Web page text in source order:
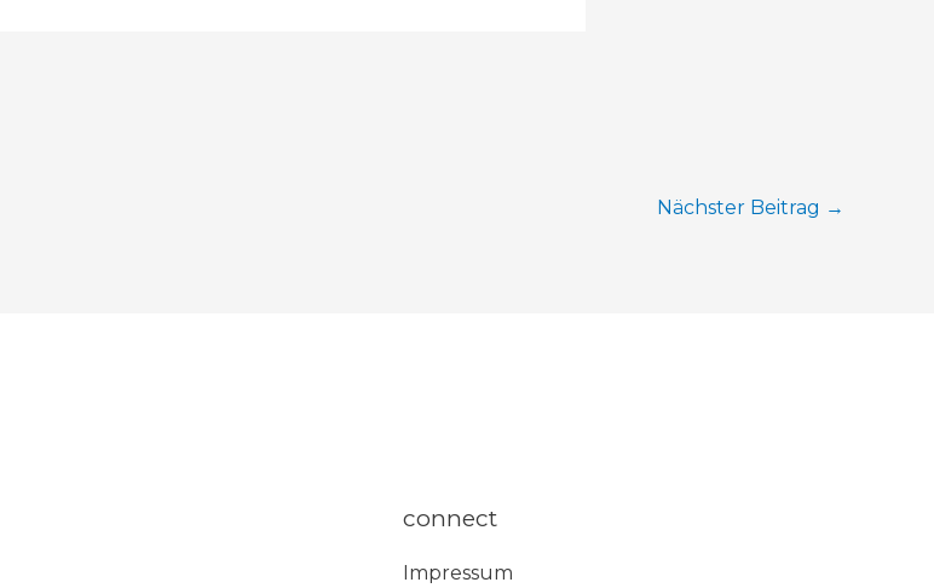
Nächster Beitrag →
connect
Impressum